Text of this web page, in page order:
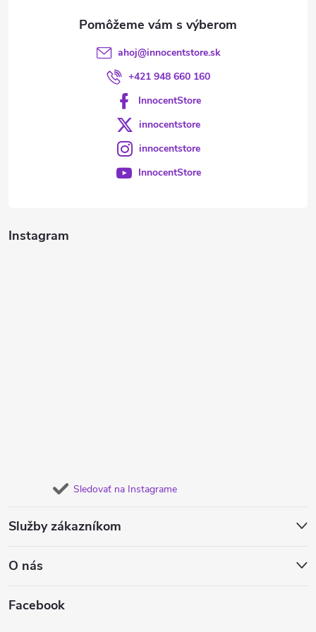
Instagram
Sledovať na Instagrame
Služby zákazníkom
O nás
Facebook
ahoj@innocentstore.sk
+421 948 660 160
InnocentStore
innocentstore
innocentstore
InnocentStore